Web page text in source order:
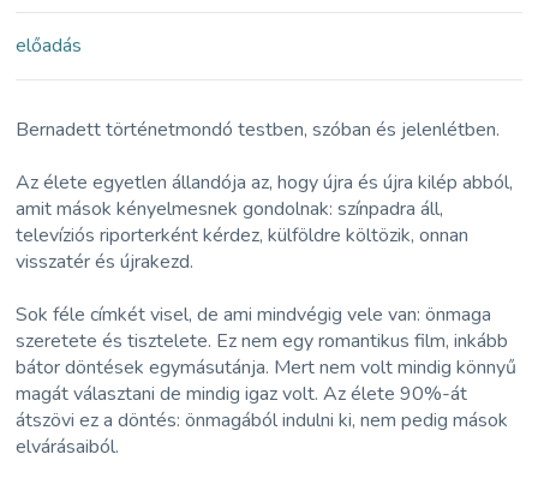
előadás
Bernadett történetmondó testben, szóban és jelenlétben.
Az élete egyetlen állandója az, hogy újra és újra kilép abból,
amit mások kényelmesnek gondolnak: színpadra áll,
televíziós riporterként kérdez, külföldre költözik, onnan
visszatér és újrakezd.
Sok féle címkét visel, de ami mindvégig vele van: önmaga
szeretete és tisztelete. Ez nem egy romantikus film, inkább
bátor döntések egymásutánja. Mert nem volt mindig könnyű
magát választani de mindig igaz volt. Az élete 90%-át
átszövi ez a döntés: önmagából indulni ki, nem pedig mások
elvárásaiból.